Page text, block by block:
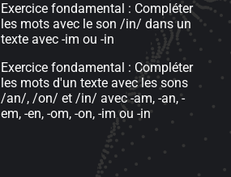
Exercice fondamental : Compléter
les mots avec le son /in/ dans un
texte avec -im ou -in
Exercice fondamental : Compléter
les mots d'un texte avec les sons
/an/, /on/ et /in/ avec -am, -an, -
em, -en, -om, -on, -im ou -in